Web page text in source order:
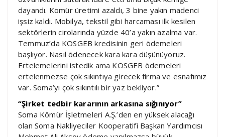
dayandı. Kömür üretimi azaldı, 3 bine yakın madenci
işsiz kaldı. Mobilya, tekstil gibi harcaması ilk kesilen
sektörlerin cirolarında yüzde 40’a yakın azalma var.
Temmuz’da KOSGEB kredisinin geri ödemeleri
başlıyor. Nasıl ödenecek kara kara düşünüyoruz.
Ertelemelerini istedik ama KOSGEB ödemeleri
ertelenmezse çok sıkıntıya girecek firma ve esnafımız
var. Soma’yı çok sıkıntılı bir yaz bekliyor.”
“Şirket tedbir kararının arkasına sığınıyor”
Soma Kömür İşletmeleri A.Ş.’den en yüksek alacağı
olan Soma Nakliyeciler Kooperatifi Başkan Yardımcısı